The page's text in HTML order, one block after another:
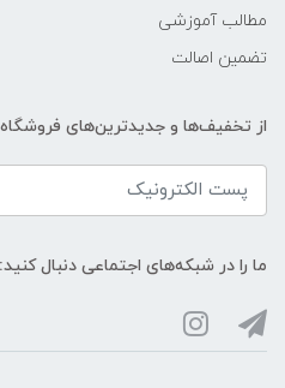
مطالب آموزشی
تضمین اصالت
از تخفیف‌ها و جدیدترین‌های
ما را در شبکه‌های اجتماعی دنبال کنید: